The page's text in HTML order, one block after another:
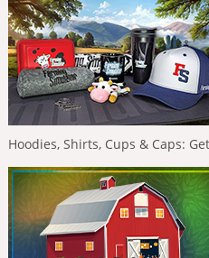
Hoodies, Shirts, Cups & Caps: